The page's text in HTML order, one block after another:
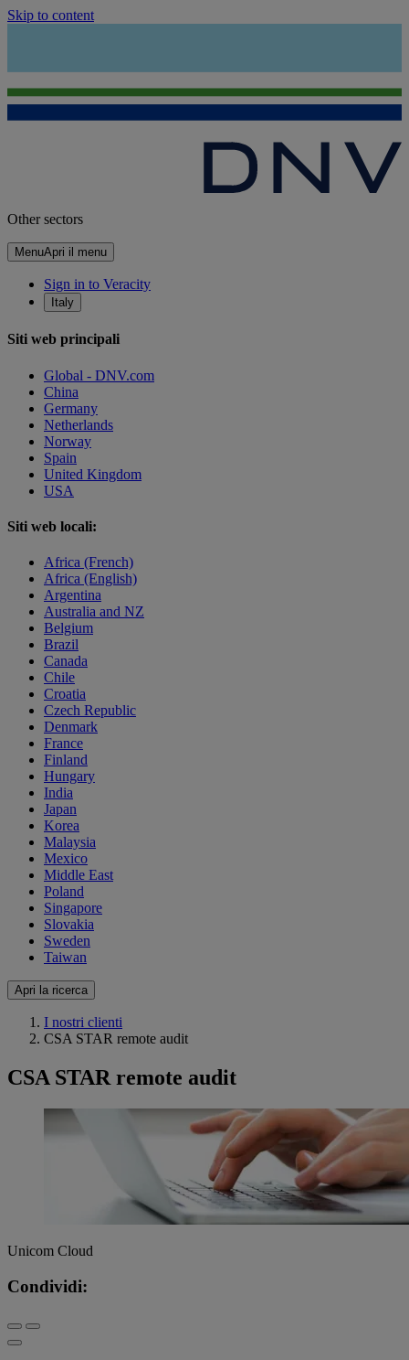
Skip to content
Other sectors
MenuApri il menu
Sign in to Veracity
Italy
Siti web principali
Global - DNV.com
China
Germany
Netherlands
Norway
Spain
United Kingdom
USA
Siti web locali:
Africa (French)
Africa (English)
Argentina
Australia and NZ
Belgium
Brazil
Canada
Chile
Croatia
Czech Republic
Denmark
France
Finland
Hungary
India
Japan
Korea
Malaysia
Mexico
Middle East
Poland
Singapore
Slovakia
Sweden
Taiwan
Apri la ricerca
I nostri clienti
CSA STAR remote audit
CSA STAR remote audit
Unicom Cloud
Condividi: